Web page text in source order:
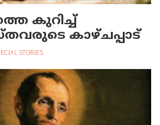
കുറിച്ച്
കാഴ്ചപ്പാട്
STORIES